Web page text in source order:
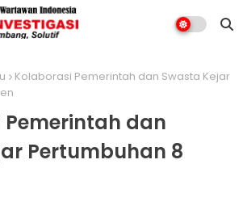
Kolaborasi Pemerintah dan Swasta Kejar
dan
Pertumbuhan 8